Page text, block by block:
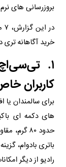
بروزرسانی های
خرید آگاهانه تری
کاربران
برای سالمندان
حدود ۸۰
رادیو از دیگر